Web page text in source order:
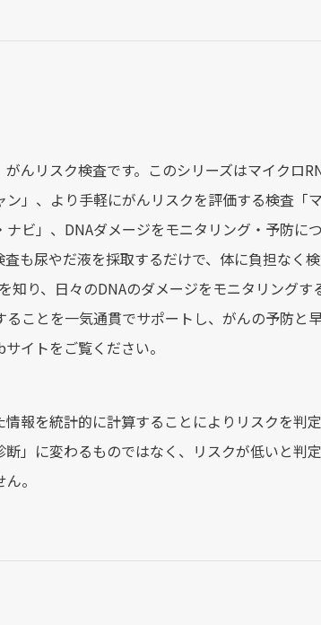
んリスク検査です。このシリーズはマイクロ
」、より手軽にがんリスクを評価する検査「
ビ」、DNAダメージをモニタリング・予防に
も尿やだ液を採取するだけで、体に負担なく
知り、日々のDNAのダメージをモニタリングす
ことを一気通貫でサポートし、がんの予防と
イトをご覧ください。
報を統計的に計算することによりリスクを判
」に変わるものではなく、リスクが低いと判
。